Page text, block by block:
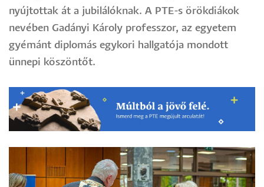
nyújtottak át a jubilálóknak. A PTE-s örökdiákok
nevében Gadányi Károly professzor, az egyetem
gyémánt diplomás egykori hallgatója mondott
ünnepi köszöntőt.
Image